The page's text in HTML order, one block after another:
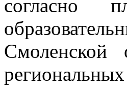
согласно
Смоленской